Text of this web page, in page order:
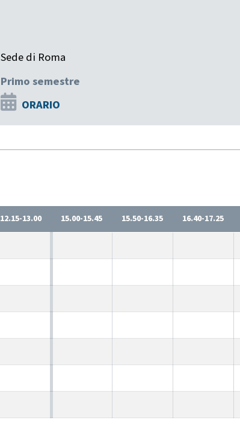
Sede di Roma
Primo semestre
ORARIO
12.15-13.00 15.00-15.45 15.50-16.35 16.40-17.25